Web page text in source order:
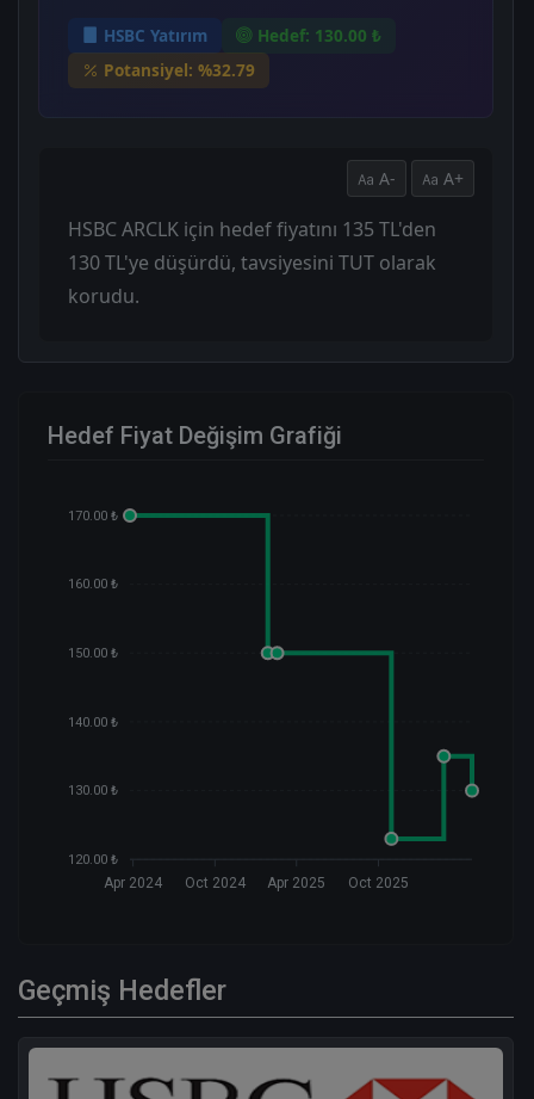
HSBC Yatırım
Hedef: 130.00 ₺
Potansiyel: %32.79
A- A+
HSBC ARCLK için hedef fiyatını 135 TL'den
130 TL'ye düşürdü, tavsiyesini TUT olarak
korudu.
Hedef Fiyat Değişim Grafiği
170.00 ₺
160.00 ₺
150.00 ₺
140.00 ₺
130.00 ₺
120.00 ₺
Apr 2024 Oct 2024 Apr 2025 Oct 2025
Geçmiş Hedefler